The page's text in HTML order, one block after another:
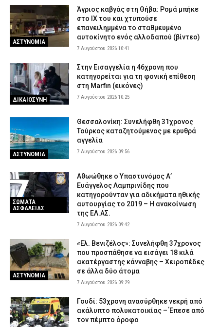
ΑΣΤΥΝΟΜΙΑ
Άγριος καβγάς στη Θήβα: Ρομά μπήκε
στο ΙΧ του και χτυπούσε
επανειλημμένα το σταθμευμένο
αυτοκίνητο ενός αλλοδαπού (βίντεο)
7 Αυγούστου 2026 10:41
ΔΙΚΑΙΟΣΥΝΗ
Στην Εισαγγελία η 46χρονη που
κατηγορείται για τη φονική επίθεση
στη Marfin (εικόνες)
7 Αυγούστου 2026 10:25
ΑΣΤΥΝΟΜΙΑ
Θεσσαλονίκη: Συνελήφθη 31χρονος
Τούρκος καταζητούμενος με ερυθρά
αγγελία
7 Αυγούστου 2026 09:56
ΣΩΜΑΤΑ
ΑΣΦΑΛΕΙΑΣ
Αθωώθηκε ο Υπαστυνόμος Α’
Ευάγγελος Λαμπρινίδης που
κατηγορούνταν για αδικήματα ηθικής
αυτουργίας το 2019 – Η ανακοίνωση
της ΕΛ.ΑΣ.
7 Αυγούστου 2026 09:42
ΑΣΤΥΝΟΜΙΑ
«Ελ. Βενιζέλος»: Συνελήφθη 37χρονος
που προσπάθησε να εισάγει 18 κιλά
ακατέργαστης κάνναβης – Χειροπέδες
σε άλλα δύο άτομα
7 Αυγούστου 2026 09:29
Γουδί: 53χρονη ανασύρθηκε νεκρή από
ακάλυπτο πολυκατοικίας – Έπεσε από
τον πέμπτο όροφο